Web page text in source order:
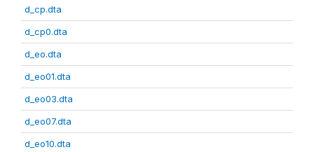
d_cp.dta
d_cp0.dta
d_eo.dta
d_eo01.dta
d_eo03.dta
d_eo07.dta
d_eo10.dta